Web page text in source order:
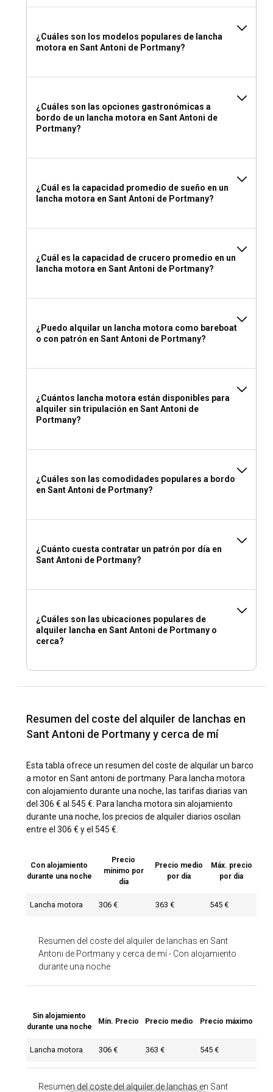
baño. No olvides tus documentos, medicamentos
cómodo en el mar.
¿Cuáles son los modelos populares de lancha
motora en Sant Antoni de Portmany?
¿Cuáles son las opciones gastronómicas a
bordo de un lancha motora en Sant Antoni de
Portmany?
¿Cuál es la capacidad promedio de sueño en un
lancha motora en Sant Antoni de Portmany?
¿Cuál es la capacidad de crucero promedio en un
lancha motora en Sant Antoni de Portmany?
¿Puedo alquilar un lancha motora como bareboat
o con patrón en Sant Antoni de Portmany?
¿Cuántos lancha motora están disponibles para
alquiler sin tripulación en Sant Antoni de
Portmany?
¿Cuáles son las comodidades populares a bordo
en Sant Antoni de Portmany?
¿Cuánto cuesta contratar un patrón por día en
Sant Antoni de Portmany?
¿Cuáles son las ubicaciones populares de
alquiler lancha en Sant Antoni de Portmany o
cerca?
Resumen del coste del alquiler de lanchas en
Sant Antoni de Portmany y cerca de mí
Esta tabla ofrece un resumen del coste de alquilar un barco
a motor en Sant antoni de portmany. Para lancha motora
con alojamiento durante una noche, las tarifas diarias van
del 306 € al 545 €. Para lancha motora sin alojamiento
durante una noche, los precios de alquiler diarios oscilan
entre el 306 € y el 545 €.
Resumen del coste del alquiler de lanchas en Sant
Antoni de Portmany y cerca de mí- Con alojamiento
durante una noche
Con alojamiento
durante una noche
Precio
mínimo por
día
Precio medio
por día
Máx. precio
por dia
Lancha motora 306 € 363 € 545 €
Resumen del coste del alquiler de lanchas en Sant
Sin alojamiento
durante una noche
Mín. Precio Precio medio Precio máximo
Lancha motora 306 € 363 € 545 €